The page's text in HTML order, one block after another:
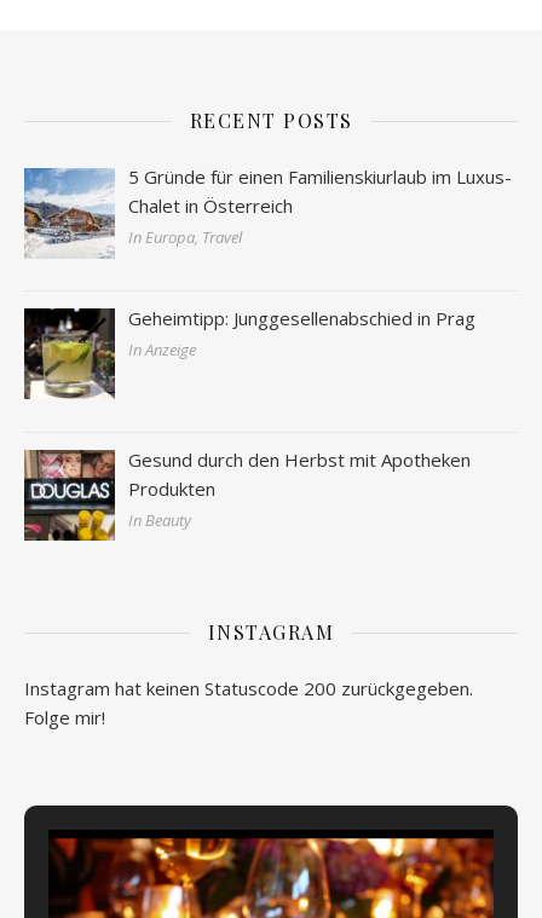
RECENT POSTS
5 Gründe für einen Familienskiurlaub im Luxus-
Chalet in Österreich
In Europa, Travel
Geheimtipp: Junggesellenabschied in Prag
In Anzeige
Gesund durch den Herbst mit Apotheken
Produkten
In Beauty
INSTAGRAM
Instagram hat keinen Statuscode 200 zurückgegeben.
Folge mir!